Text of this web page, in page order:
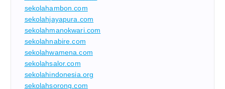
sekolahambon.com
sekolahjayapura.com
sekolahmanokwari.com
sekolahnabire.com
sekolahwamena.com
sekolahsalor.com
sekolahindonesia.org
sekolahsorong.com